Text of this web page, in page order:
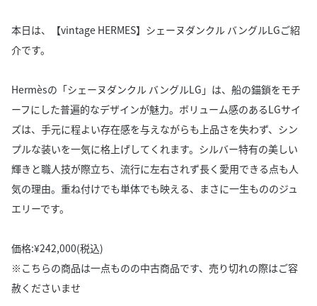
本日は、【vintage HERMES】シェーヌダンクル バングルLGご紹
介です。
Hermèsの「シェーヌダンクル バングルLG」は、船の錨鎖をモチ
ーフにした普遍的なデザインが魅力。ボリューム感のあるLGサイ
ズは、手元に程よい存在感を与えながらも上品さを失わず、シン
プルな装いを一気に格上げしてくれます。シルバー特有の美しい
輝きと職人技が際立ち、流行に左右されず長く愛用できる点も人
気の理由。重ね付けでも単体でも映える、まさに一生もののジュ
エリーです。
価格:¥242,000(税込)
※こちらの商品は一点ものの中古商品です、売り切れの際はご容
赦くださいませ